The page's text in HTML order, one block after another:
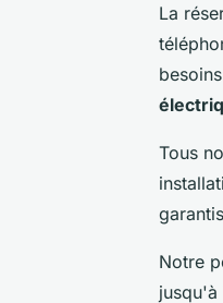
La
Tous
Notre
jusqu'à